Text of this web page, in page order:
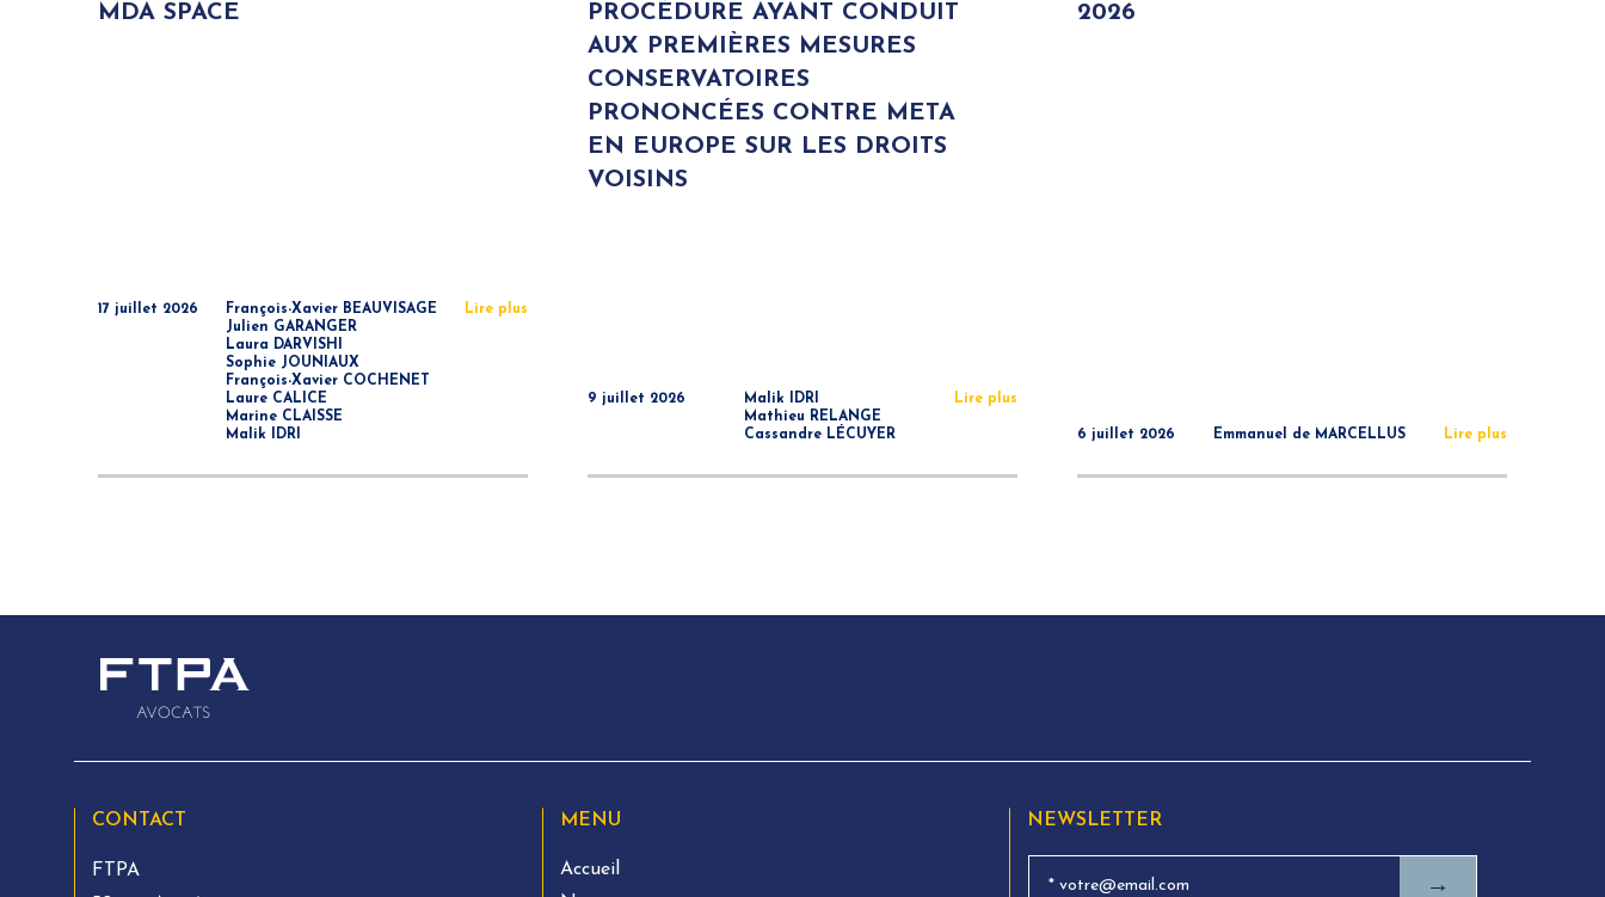
MDA SPACE
17 juillet 2026
François-Xavier BEAUVISAGE
Julien GARANGER
Laura DARVISHI
Sophie JOUNIAUX
François-Xavier COCHENET
Laure CALICE
Marine CLAISSE
Malik IDRI
Lire plus
PROCÉDURE AYANT CONDUIT
AUX PREMIÈRES MESURES
CONSERVATOIRES
PRONONCÉES CONTRE META
EN EUROPE SUR LES DROITS
VOISINS
9 juillet 2026
Malik IDRI
Mathieu RELANGE
Cassandre LÉCUYER
Lire plus
2026
6 juillet 2026 Emmanuel de MARCELLUS Lire plus
CONTACT
FTPA
MENU
Accueil
NEWSLETTER
→